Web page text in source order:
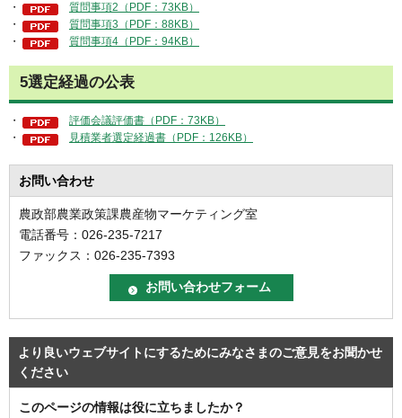
・
質問事項2（PDF：73KB）
・
質問事項3（PDF：88KB）
・
質問事項4（PDF：94KB）
5選定経過の公表
・
評価会議評価書（PDF：73KB）
・
見積業者選定経過書（PDF：126KB）
お問い合わせ
農政部農業政策課農産物マーケティング室
電話番号：026-235-7217
ファックス：026-235-7393
より良いウェブサイトにするためにみなさまのご意見をお聞かせ
ください
このページの情報は役に立ちましたか？